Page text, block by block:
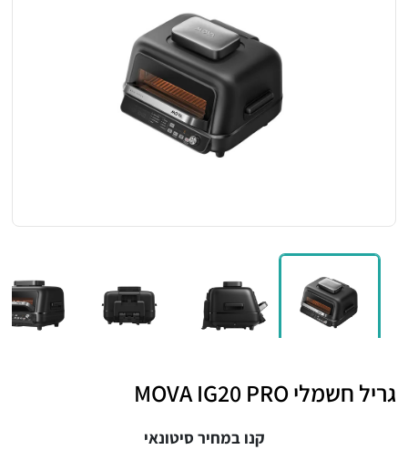
גריל חשמלי ⁦MOVA IG20 PRO⁩
קנו במחיר סיטונאי